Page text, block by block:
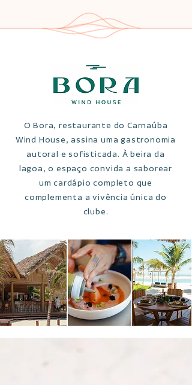
O Bora, restaurante do Carnaúba
Wind House, assina uma gastronomia
autoral e sofisticada. À beira da
lagoa, o espaço convida a saborear
um cardápio completo que
complementa a vivência única do
clube.